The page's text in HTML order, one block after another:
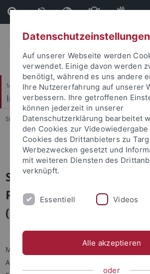
Direkt
zum
Inhalt
Direkt
zur
Fußleiste
Mathematisch-Naturwissenschaftliche Fakultät
Institut für Angewandte Physik
Sie sind hier: Startseite ... Archiv
Archiv
Seminar über BioNano-
Physik/Medizinische
(Institutsseminar)
Vorträge im
Montags, 14:00 Uhr c.t.
Auf der Morgenstelle 10 (Gebäude C)
Datenschutzeinstellungen
Auf unserer Webseite werden
verwendet. Einige davon werden
benötigt, während es uns andere
Ihre Nutzererfahrung auf unserer
verbessern. Ihre getroffenen
können jederzeit in unserer
Datenschutzerklärung bearbeitet
den Cookies zur Videowiedergabe
Cookies des Drittanbieters zu
Werbezwecken gesetzt und
mit weiteren Diensten des
verknüpft.
Essentiell Videos
Alle akzeptieren
oder